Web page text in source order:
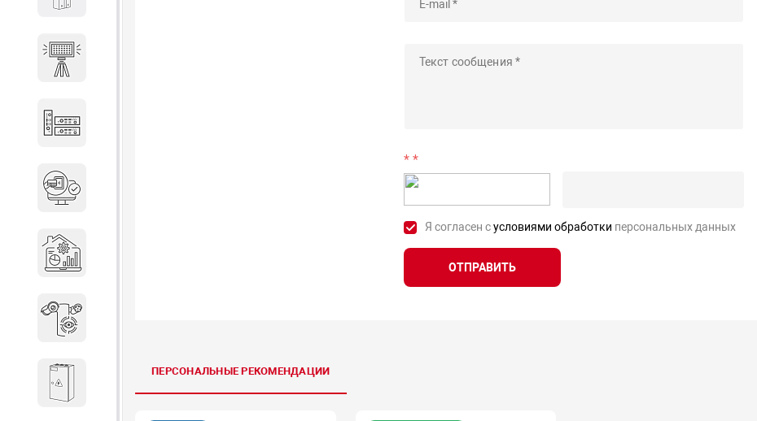
*
Я согласен сусловиями обработки персональных данных
ОТПРАВИТЬ
ПЕРСОНАЛЬНЫЕ РЕКОМЕНДАЦИИ